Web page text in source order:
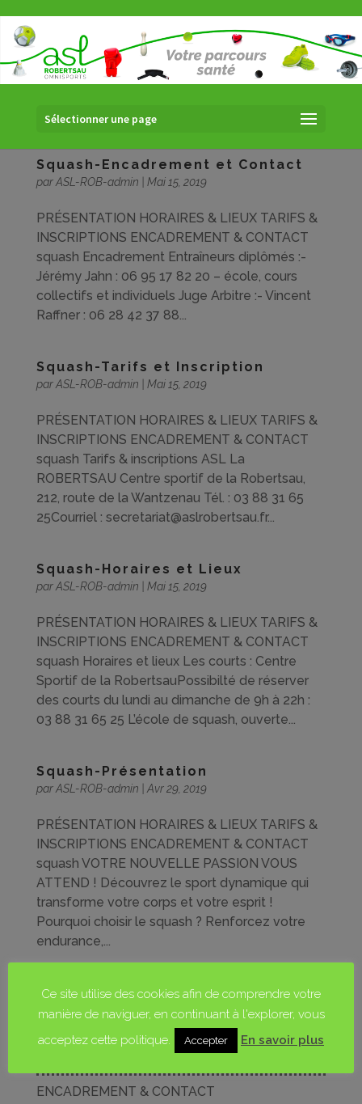
Sélectionner une page
Squash-Encadrement et Contact
parASL-ROB-admin Mai 15, 2019
PRÉSENTATION HORAIRES & LIEUX TARIFS &
INSCRIPTIONS ENCADREMENT & CONTACT
squash Encadrement Entraîneurs diplômés :-
Jérémy Jahn : 06 95 17 82 20 – école, cours
collectifs et individuels Juge Arbitre :- Vincent
Raffner : 06 28 42 37 88...
Squash-Tarifs et Inscription
parASL-ROB-admin Mai 15, 2019
PRÉSENTATION HORAIRES & LIEUX TARIFS &
INSCRIPTIONS ENCADREMENT & CONTACT
squash Tarifs & inscriptions ASL La
ROBERTSAU Centre sportif de la Robertsau,
212, route de la Wantzenau Tél. : 03 88 31 65
25Courriel : secretariat@aslrobertsau.fr...
Squash-Horaires et Lieux
parASL-ROB-admin Mai 15, 2019
PRÉSENTATION HORAIRES & LIEUX TARIFS &
INSCRIPTIONS ENCADREMENT & CONTACT
squash Horaires et lieux Les courts : Centre
Sportif de la RobertsauPossibilté de réserver
des courts du lundi au dimanche de 9h à 22h :
03 88 31 65 25 L’école de squash, ouverte...
Squash-Présentation
parASL-ROB-admin Avr 29, 2019
PRÉSENTATION HORAIRES & LIEUX TARIFS &
INSCRIPTIONS ENCADREMENT & CONTACT
squash VOTRE NOUVELLE PASSION VOUS
ATTEND ! Découvrez le sport dynamique qui
transforme votre corps et votre esprit !
Pourquoi choisir le squash ? Renforcez votre
endurance,...
PRÉSENTATION
ENCADREMENT & CONTACT
Ce site utilise des cookies afin de comprendre votre
manière de naviguer, en continuant à l'explorer, vous
acceptez cette politique.
Accepter En savoir plus